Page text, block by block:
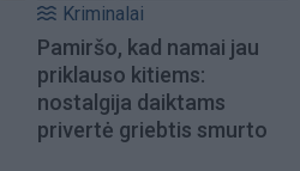
Kriminalai
Pamiršo, kad namai jau
priklauso kitiems:
nostalgija daiktams
privertė griebtis smurto